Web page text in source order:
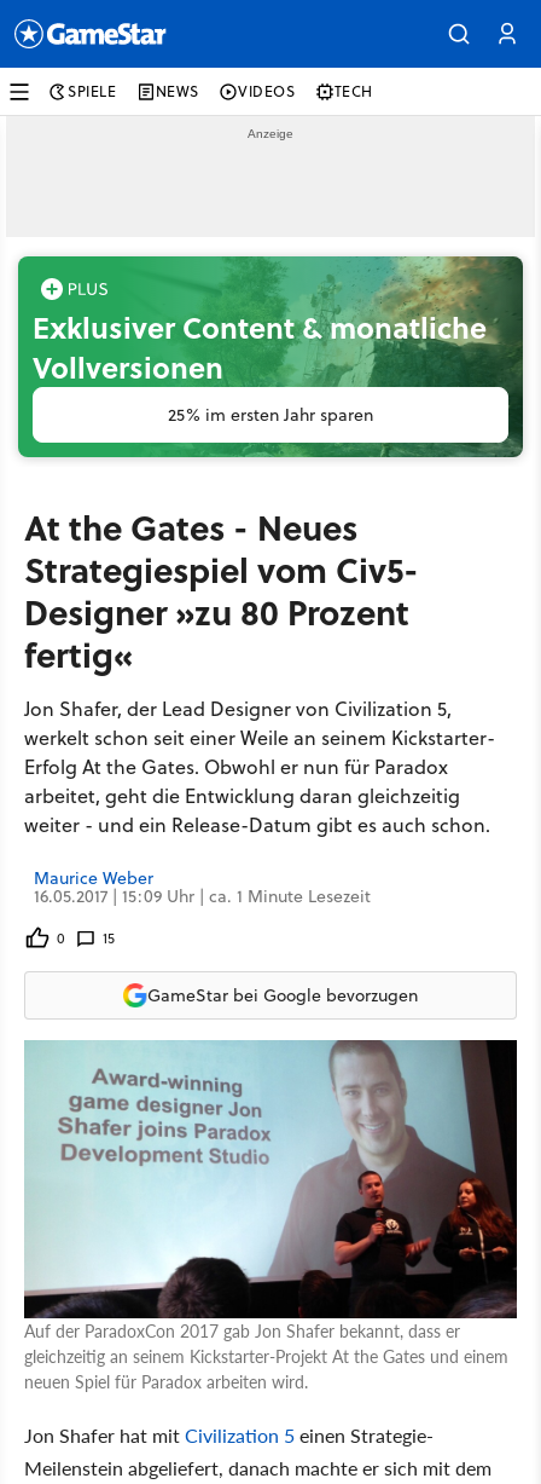
SPIELE NEWS VIDEOS TECH
Exklusiver Content & monatliche
Vollversionen
25% im ersten Jahr sparen
At the Gates - Neues
Strategiespiel vom Civ5-
Designer »zu 80 Prozent
fertig«
Jon Shafer, der Lead Designer von Civilization 5,
werkelt schon seit einer Weile an seinem Kickstarter-
Erfolg At the Gates. Obwohl er nun für Paradox
arbeitet, geht die Entwicklung daran gleichzeitig
weiter - und ein Release-Datum gibt es auch schon.
Maurice Weber
16.05.2017 | 15:09 Uhr | ca. 1 Minute Lesezeit
0 15
GameStar bei Google bevorzugen
Auf der ParadoxCon 2017 gab Jon Shafer bekannt, dass er
gleichzeitig an seinem Kickstarter-Projekt At the Gates und einem
neuen Spiel für Paradox arbeiten wird.
Jon Shafer hat mitCivilization 5einen Strategie-
Meilenstein abgeliefert, danach machte er sich mit dem